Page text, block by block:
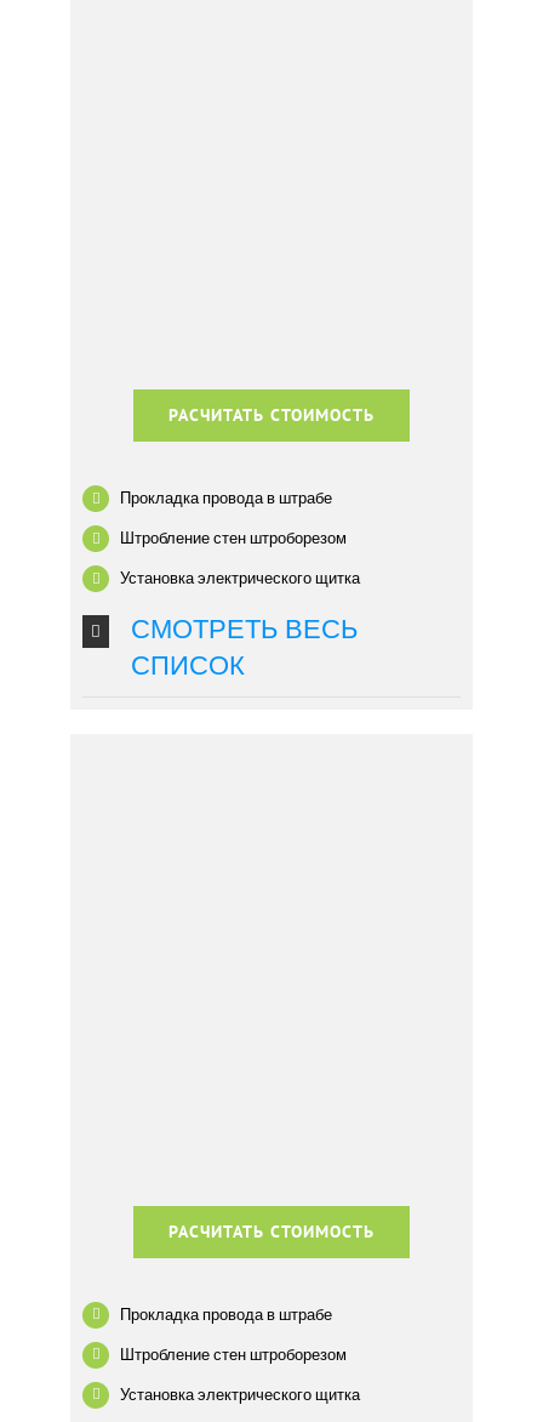
РАСЧИТАТЬ СТОИМОСТЬ
Прокладка провода в штрабе
Штробление стен штроборезом
Установка электрического щитка
СМОТРЕТЬ ВЕСЬ
СПИСОК
РАСЧИТАТЬ СТОИМОСТЬ
Прокладка провода в штрабе
Штробление стен штроборезом
Установка электрического щитка